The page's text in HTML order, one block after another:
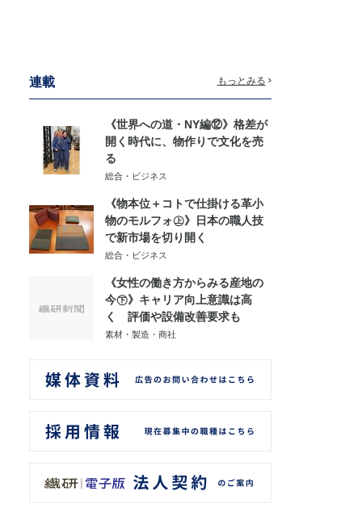
連載 もっとみる
《世界への道・NY編⑫》格差が
開く時代に、物作りで文化を売
る
総合・ビジネス
《物本位＋コトで仕掛ける革小
物のモルフォ㊤》日本の職人技
で新市場を切り開く
総合・ビジネス
《女性の働き方からみる産地の
今㊦》キャリア向上意識は高
く 評価や設備改善要求も
素材・製造・商社